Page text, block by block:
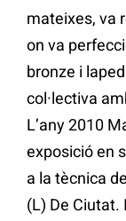
mateixes, va
on va
bronze i
col·lectiva
L’any 2010
exposició en
a la tècnica
(L) De Ciutat.